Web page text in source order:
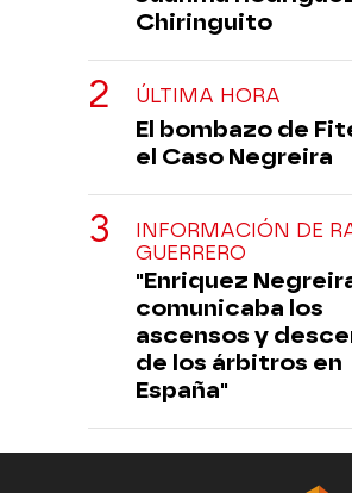
Chiringuito
ÚLTIMA HORA
El bombazo de
el Caso Negreira
INFORMACIÓN DE
GUERRERO
"Enriquez
comunicaba los
ascensos y
de los árbitros en
España"